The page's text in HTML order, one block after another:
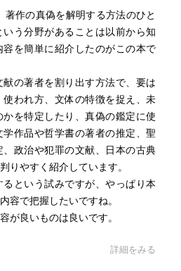
性
・参った！）
た・普通・一気に読んだ）
作の真偽を解明する方法のひと
う分野があることは以前から知
容を簡単に紹介したのがこの本で
の著者を割り出す方法で、要は
われ方、文体の特徴を捉え、未
を特定したり、真偽の鑑定に使
作品や哲学書の著者の推定、聖
政治や犯罪の文献、日本の古典
りやすく紹介しています。
という試みですが、やっぱり本
容で把握したいですね。
が良いものは良いです。
詳細をみる